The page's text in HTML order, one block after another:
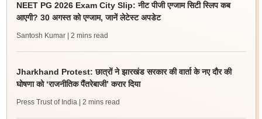
NEET PG 2026 Exam City Slip: नीट पीजी एग्जाम सिटी स्लिप कब
आएगी? 30 अगस्त को एग्जाम, जानें लेटेस्ट अपडेट
Santosh Kumar | 2 mins read
Jharkhand Protest: छात्रों ने झारखंड सरकार की वार्ता के नए दौर की
घोषणा को ‘राजनीतिक पैंतरेबाजी’ करार दिया
Press Trust of India | 2 mins read